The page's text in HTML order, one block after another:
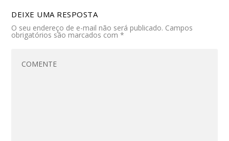
DEIXE UMA RESPOSTA
O seu endereço de e-mail não será publicado. Campos
obrigatórios são marcados com*